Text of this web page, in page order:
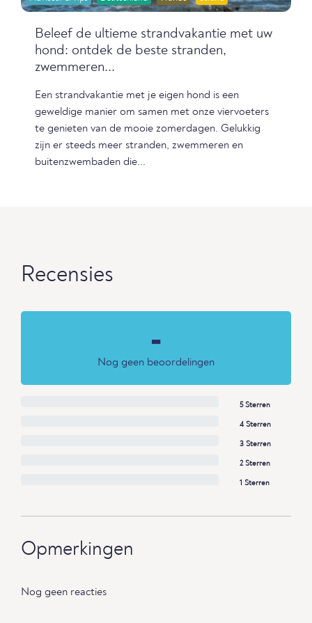
Beleef de ultieme strandvakantie met uw
hond: ontdek de beste stranden,
zwemmeren...
Een strandvakantie met je eigen hond is een
geweldige manier om samen met onze viervoeters
te genieten van de mooie zomerdagen. Gelukkig
zijn er steeds meer stranden, zwemmeren en
buitenzwembaden die...
Recensies
-
Nog geen beoordelingen
5 Sterren
4 Sterren
3 Sterren
2 Sterren
1 Sterren
Opmerkingen
Nog geen reacties